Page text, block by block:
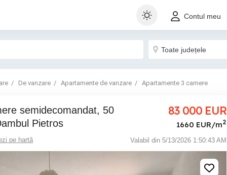
Contul meu
De vanzare Apartamente de vanzare Apartamente 3 camere
Pietros
83 000 EUR
1660 EUR/m2
pe hartă Valabil din 5/13/2026 1:50:43 AM